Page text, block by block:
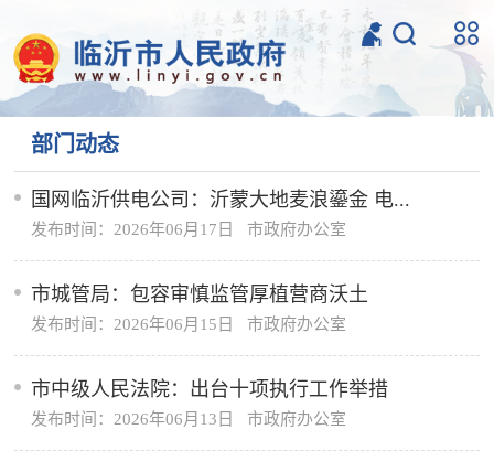
部门动态
国网临沂供电公司：沂蒙大地麦浪鎏金 电...
发布时间：2026年06月17日 市政府办公室
市城管局：包容审慎监管厚植营商沃土
发布时间：2026年06月15日 市政府办公室
市中级人民法院：出台十项执行工作举措
发布时间：2026年06月13日 市政府办公室